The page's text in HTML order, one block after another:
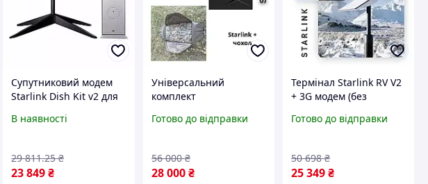
Супутниковий модем
Starlink Dish Kit v2 для
інтернету в будинку й
комплекті
В наявності
23 849₴
29 811.25 ₴
Універсальний
комплект
інтернету Starlink RV V2
захисним чохлом-
антитепловізором
Готово до відправки
28 000 ₴
56 000 ₴
Термінал Starlink RV V2
+ 3G модем (без
супутникового
дачі або в селі
Готово до відправки
25 349₴
50 698 ₴